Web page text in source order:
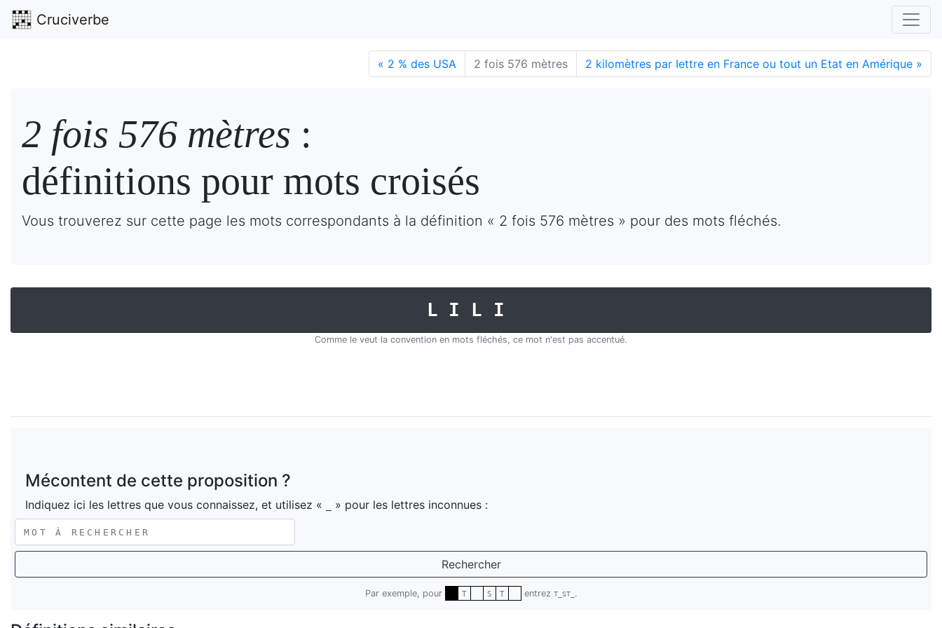
Cruciverbe
« 2 % des USA 2 fois 576 mètres 2 kilomètres par Iettre en France ou tout un Etat en Amérique »
2 fois 576 mètres :
définitions pour mots croisés
Vous trouverez sur cette page les mots correspondants à la définition « 2 fois 576 mètres » pour des mots fléchés.
LILI
Comme le veut la convention en mots fléchés, ce mot n'est pas accentué.
Mécontent de cette proposition ?
Indiquez ici les lettres que vous connaissez, et utilisez « » pour les lettres inconnues :
Rechercher
Par exemple, pour T S T entrez T_ST_ .